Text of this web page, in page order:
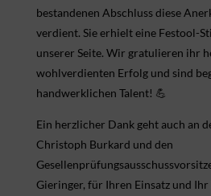
bestandenen Abschluss diese
verdient. Sie erhielt eine Festool-
unserer Seite. Wir gratulieren ihr
wohlverdienten Erfolg und sind
handwerklichen Talent! 💪
Ein herzlicher Dank geht auch an
Christoph Burkard und den
Gieringer, für Ihren Einsatz und Ihr